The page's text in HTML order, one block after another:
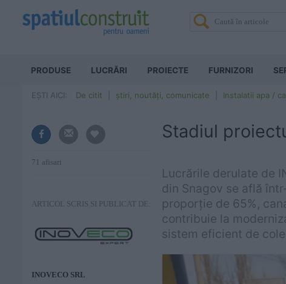
PRODUSE LUCRĂRI PROIECTE FURNIZORI
EȘTI AICI: De citit știri, noutăți, comunicate Instalatii apa /
71 afisari
ARTICOL SCRIS SI PUBLICAT DE:
INOVECO SRL
Stadiul
Lucrările derulate de
din Snagov se află
proporție de 65%,
contribuie la
sistem eficient de